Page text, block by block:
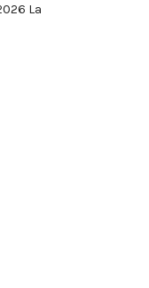
La